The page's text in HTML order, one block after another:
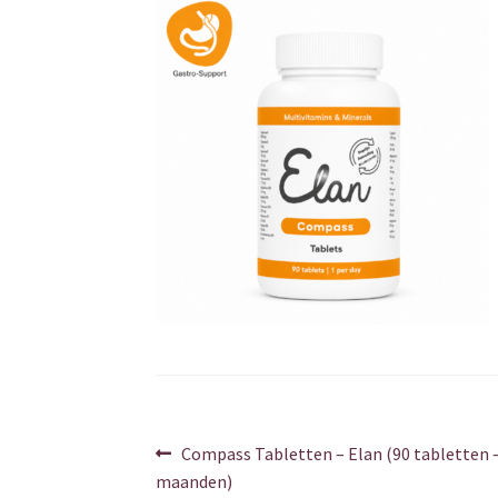
Berichtnavigatie
Vorig
bericht:
Compass Tabletten – Elan (90 tabletten
maanden)